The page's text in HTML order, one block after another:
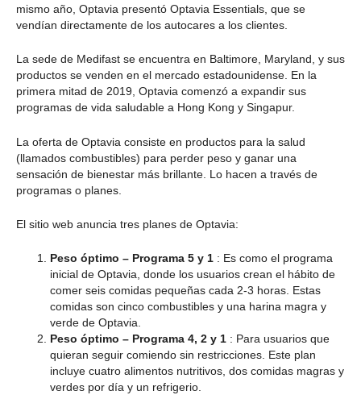
mismo año, Optavia presentó Optavia Essentials, que se
vendían directamente de los autocares a los clientes.
La sede de Medifast se encuentra en Baltimore, Maryland, y sus
productos se venden en el mercado estadounidense. En la
primera mitad de 2019, Optavia comenzó a expandir sus
programas de vida saludable a Hong Kong y Singapur.
La oferta de Optavia consiste en productos para la salud
(llamados combustibles) para perder peso y ganar una
sensación de bienestar más brillante. Lo hacen a través de
programas o planes.
El sitio web anuncia tres planes de Optavia:
Peso óptimo – Programa 5 y 1 : Es como el programa
inicial de Optavia, donde los usuarios crean el hábito de
comer seis comidas pequeñas cada 2-3 horas. Estas
comidas son cinco combustibles y una harina magra y
verde de Optavia.
Peso óptimo – Programa 4, 2 y 1 : Para usuarios que
quieran seguir comiendo sin restricciones. Este plan
incluye cuatro alimentos nutritivos, dos comidas magras y
verdes por día y un refrigerio.